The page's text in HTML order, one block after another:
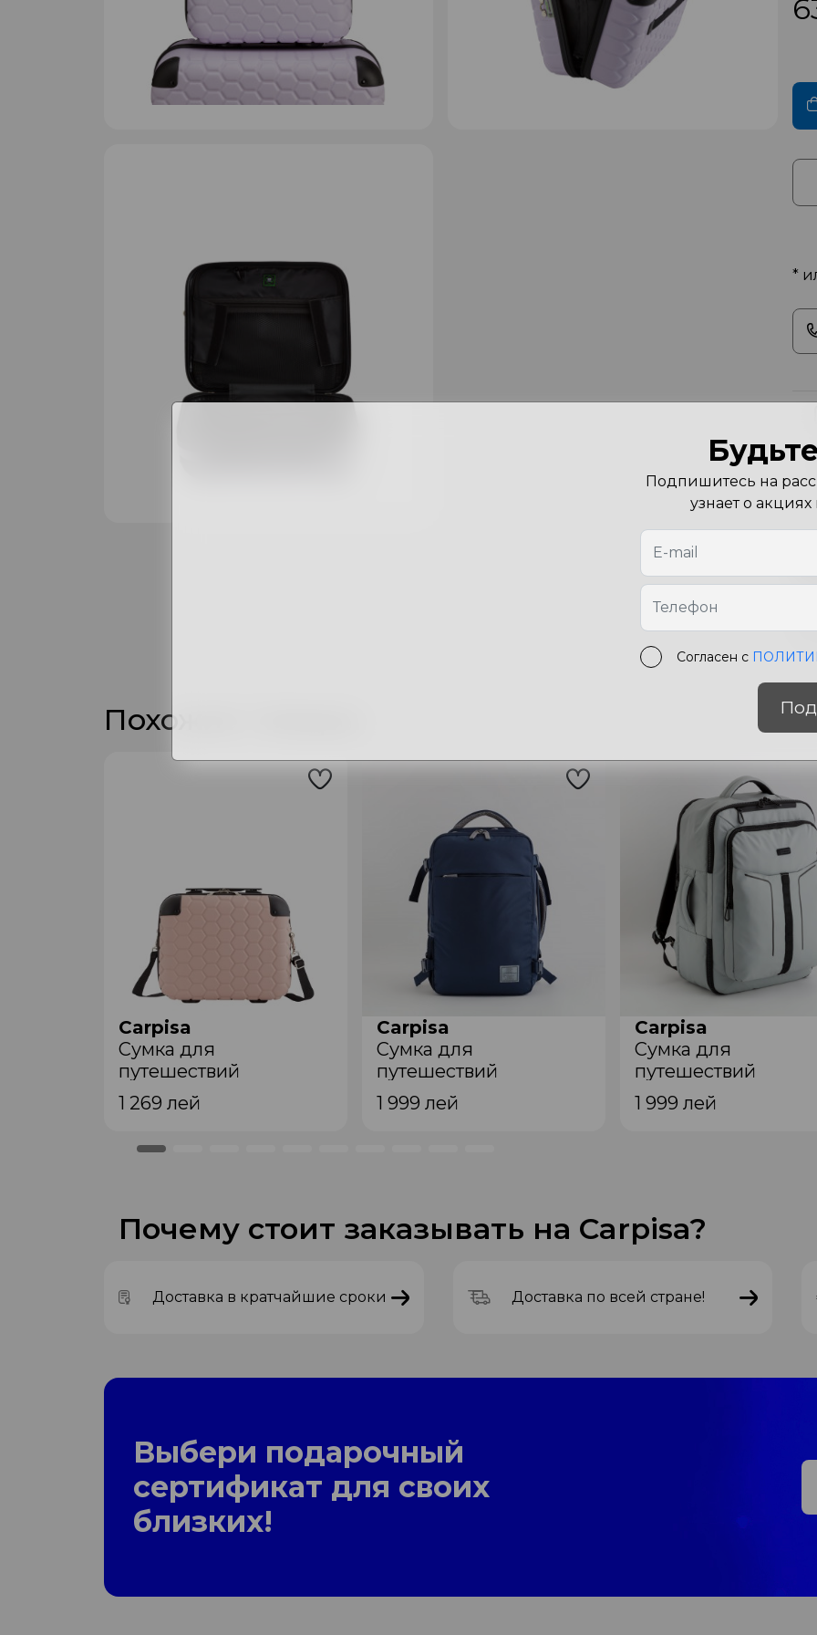
*
Похожие товары
Carpisa
Сумкa для
путешествий
VVA65601942 Powder
1 269 лей
Carpisa
Сумкa для
путешествий
BTB33206943 Blue
1 999 лей
Carpisa
Сумкa для
путешествий
VBB65204444 Cool grey
1 999 лей
Почему стоит заказывать на Carpisa?
Доставка в кратчайшие сроки Доставка по всей стране!
Выбери подарочный
сертификат для своих
близких!
Подпишитесь на
узнает о
Согласен с